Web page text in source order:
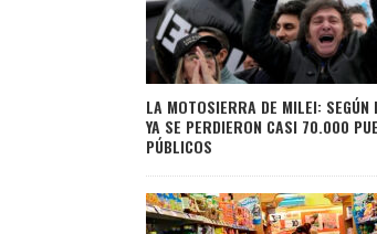
LA MOTOSIERRA DE MILEI: SEGÚN
YA SE PERDIERON CASI 70.000
PÚBLICOS